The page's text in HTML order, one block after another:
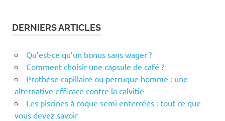
DERNIERS ARTICLES
Qu’est-ce qu’un bonus sans wager ?
Comment choisir une capsule de café ?
Prothèse capillaire ou perruque homme : une
alternative efficace contre la calvitie
Les piscines à coque semi enterrées : tout ce que
vous devez savoir